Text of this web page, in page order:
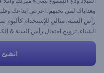
وهداياك لمن تحبهم. اعرض إبداعك
رأس السنة. مثالي للإستخدام
الشتاء, ترويج احتفال رأس السنة &
ملفاتك ببساطة ودع تصميم
انشئ